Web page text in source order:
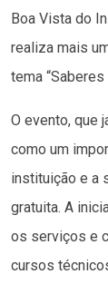
Boa Vista do
realiza mais
tema “Saberes
O evento, que
como um
instituição e a
gratuita. A
os serviços e
cursos